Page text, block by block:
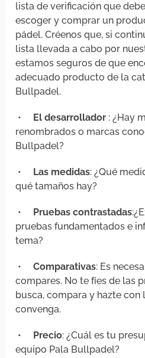
lista de verificación que
escoger y comprar un
pádel. Créenos que, si
lista llevada a cabo por
estamos seguros de que
adecuado producto de la
Bullpadel.
• El desarrollador : ¿Hay
renombrados o marcas
Bullpadel?
• Las medidas: ¿Qué
qué tamaños hay?
• Pruebas contrastadas
pruebas fundamentados e
tema?
•Comparativas: Es
compares. No te fíes de las
busca, compara y hazte con
convenga.
• Precio: ¿Cuál es tu
equipo Pala Bullpadel?